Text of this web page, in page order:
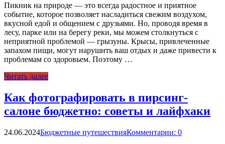
Пикник на природе — это всегда радостное и приятное
событие, которое позволяет насладиться свежим воздухом,
вкусной едой и общением с друзьями. Но, проводя время в
лесу, парке или на берегу реки, мы можем столкнуться с
неприятной проблемой — грызуны. Крысы, привлеченные
запахом пищи, могут нарушить ваш отдых и даже привести к
проблемам со здоровьем. Поэтому …
Читать далее
Как фотографировать в пирсинг-
салоне бюджетно: советы и лайфхаки
24.06.2024Бюджетные путешествияКомментарии: 0